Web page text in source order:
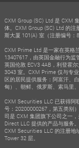
CXM Group (SC) Ltd 是 CXM
体。CXM Group (SC) Ltd 的
斯大厦 101(A) 室（注册编号：
CXM Prime Ltd 是一家在英格
13407617，由英国金融行为监
英国伦敦 ECV3 4AB，利登霍
3043 室。CXM Prime 仅与专
区的居民提供服务：阿富汗、
甸）、朝鲜、俄罗斯、索马里
CXM Securities LLC 已获得阿
号：20200000267，第五类别
司是 CXM 集团旗下公司之一
Direct LLC 提供的产品与服务
CXM Securities LLC 的注册地
Tower 32 层。